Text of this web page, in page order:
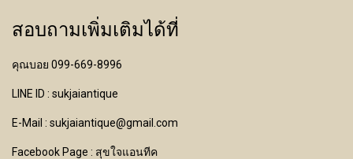
สอบถามเพิ่มเติมได้ที่
คุณบอย 099-669-8996
LINE ID : sukjaiantique
E-Mail : sukjaiantique@gmail.com
Facebook Page : สุขใจแอนทีค